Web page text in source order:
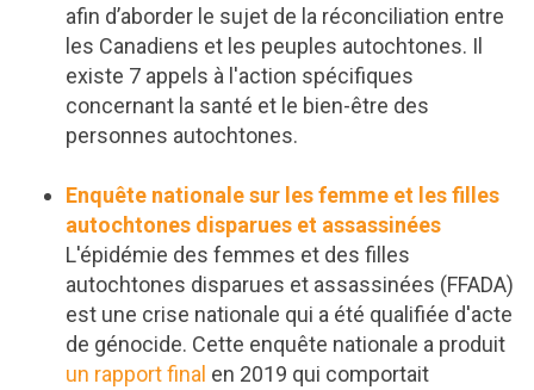
afin d’aborder le sujet de la réconciliation entre
les Canadiens et les peuples autochtones. Il
existe 7 appels à l'action spécifiques
concernant la santé et le bien-être des
personnes autochtones.
Enquête nationale sur les femme et les filles
autochtones disparues et assassinées
L'épidémie des femmes et des filles
autochtones disparues et assassinées (FFADA)
est une crise nationale qui a été qualifiée d'acte
de génocide. Cette enquête nationale a produit
un rapport final en 2019 qui comportait